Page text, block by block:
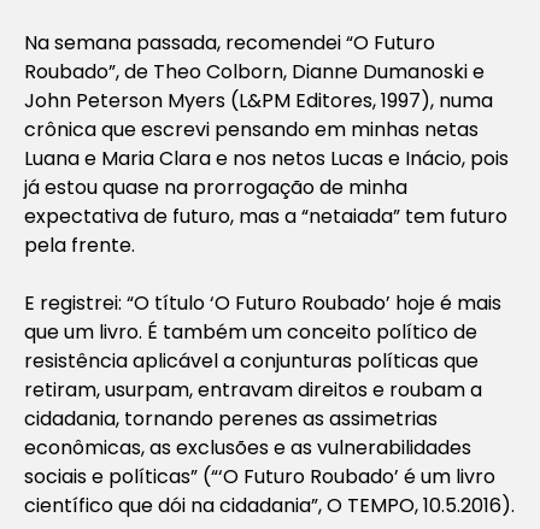
Na semana passada, recomendei “O Futuro
Roubado”, de Theo Colborn, Dianne Dumanoski e
John Peterson Myers (L&PM Editores, 1997), numa
crônica que escrevi pensando em minhas netas
Luana e Maria Clara e nos netos Lucas e Inácio, pois
já estou quase na prorrogação de minha
expectativa de futuro, mas a “netaiada” tem futuro
pela frente.
E registrei: “O título ‘O Futuro Roubado’ hoje é mais
que um livro. É também um conceito político de
resistência aplicável a conjunturas políticas que
retiram, usurpam, entravam direitos e roubam a
cidadania, tornando perenes as assimetrias
econômicas, as exclusões e as vulnerabilidades
sociais e políticas” (“‘O Futuro Roubado’ é um livro
científico que dói na cidadania”, O TEMPO, 10.5.2016).